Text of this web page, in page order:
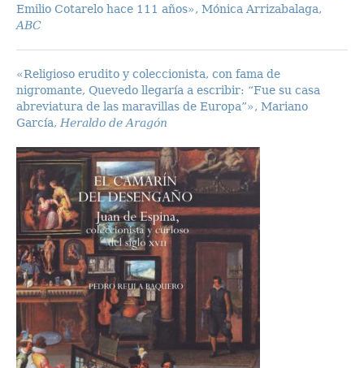
Emilio Cotarelo hace 111 años», Mónica Arrizabalaga,
ABC
«Religioso erudito y coleccionista, con fama de
nigromante, Quevedo llegaría a escribir: “Fue su casa
abreviatura de las maravillas de Europa”», Mariano
García, Heraldo de Aragón